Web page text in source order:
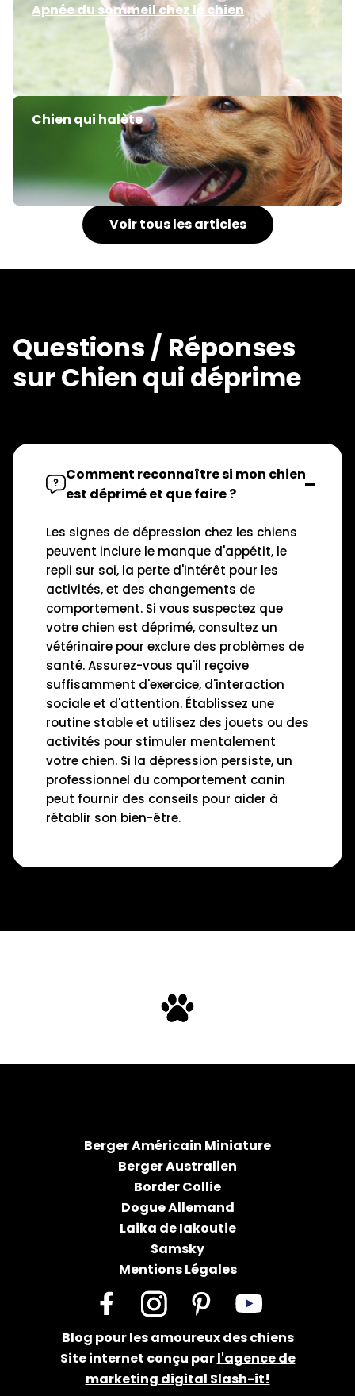
Apnée du sommeil chez le chien
Chien qui halète
Voir tous les articles
Questions / Réponses
sur Chien qui déprime
Comment reconnaître si mon chien
est déprimé et que faire ?
Les signes de dépression chez les chiens
peuvent inclure le manque d'appétit, le
repli sur soi, la perte d'intérêt pour les
activités, et des changements de
comportement. Si vous suspectez que
votre chien est déprimé, consultez un
vétérinaire pour exclure des problèmes de
santé. Assurez-vous qu'il reçoive
suffisamment d'exercice, d'interaction
sociale et d'attention. Établissez une
routine stable et utilisez des jouets ou des
activités pour stimuler mentalement
votre chien. Si la dépression persiste, un
professionnel du comportement canin
peut fournir des conseils pour aider à
rétablir son bien-être.
Berger Américain Miniature
Berger Australien
Border Collie
Dogue Allemand
Laika de Iakoutie
Samsky
Mentions Légales
FacebookInstagramPinterest YouTube
Blog pour les amoureux des chiens
Site internet conçu parl'agence de
marketing digital Slash-it!